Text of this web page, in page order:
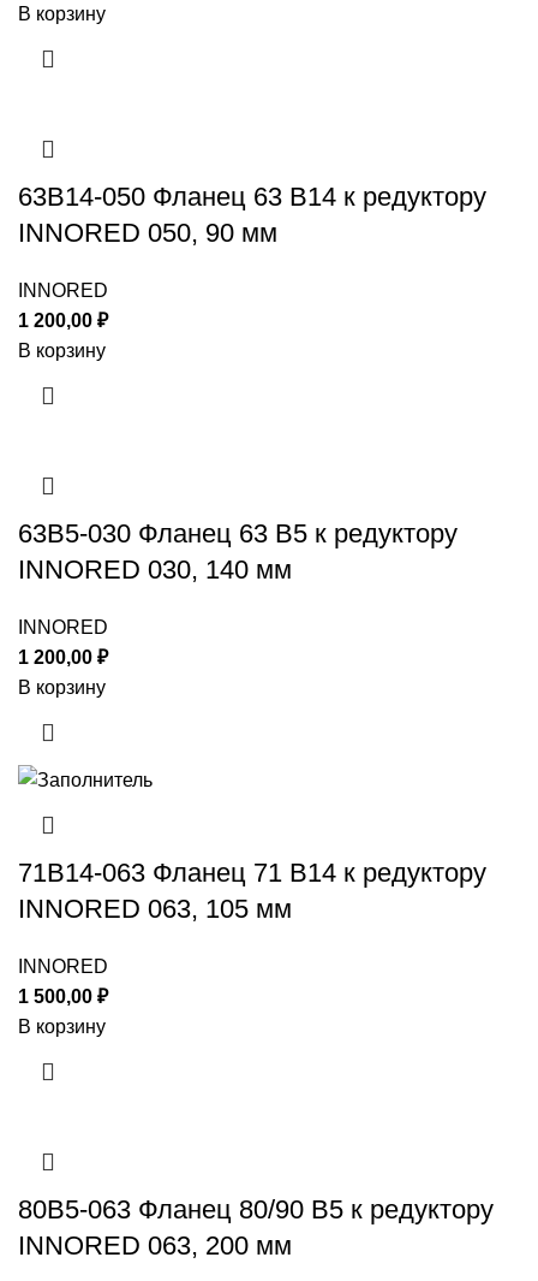
В корзину
63B14-050 Фланец 63 B14 к редуктору
INNORED 050, 90 мм
INNORED
1 200,00 ₽
В корзину
63B5-030 Фланец 63 B5 к редуктору
INNORED 030, 140 мм
INNORED
1 200,00 ₽
В корзину
71B14-063 Фланец 71 B14 к редуктору
INNORED 063, 105 мм
INNORED
1 500,00 ₽
В корзину
80B5-063 Фланец 80/90 B5 к редуктору
INNORED 063, 200 мм